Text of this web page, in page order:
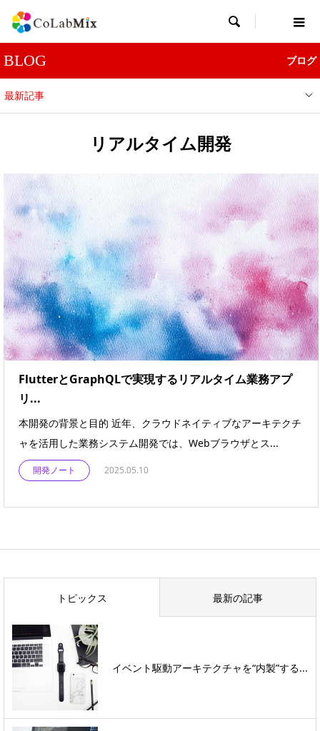

BLOG ブログ
最新記事
リアルタイム開発
FlutterとGraphQLで実現するリアルタイム業務アプ
リ...
本開発の背景と目的 近年、クラウドネイティブなアーキテクチ
ャを活用した業務システム開発では、Webブラウザとス...
開発ノート 2025.05.10
トピックス 最新の記事
イベント駆動アーキテクチャを“内製”する...